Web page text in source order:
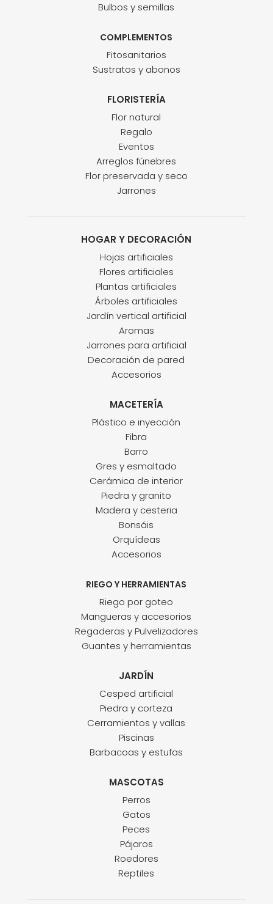
Bulbos y semillas
COMPLEMENTOS
Fitosanitarios
Sustratos y abonos
FLORISTERÍA
Flor natural
Regalo
Eventos
Arreglos fúnebres
Flor preservada y seco
Jarrones
HOGAR Y DECORACIÓN
Hojas artificiales
Flores artificiales
Plantas artificiales
Árboles artificiales
Jardín vertical artificial
Aromas
Jarrones para artificial
Decoración de pared
Accesorios
MACETERÍA
Plástico e inyección
Fibra
Barro
Gres y esmaltado
Cerámica de interior
Piedra y granito
Madera y cesteria
Bonsáis
Orquídeas
Accesorios
RIEGO Y HERRAMIENTAS
Riego por goteo
Mangueras y accesorios
Regaderas y Pulvelizadores
Guantes y herramientas
JARDÍN
Cesped artificial
Piedra y corteza
Cerramientos y vallas
Piscinas
Barbacoas y estufas
MASCOTAS
Perros
Gatos
Peces
Pájaros
Roedores
Reptiles